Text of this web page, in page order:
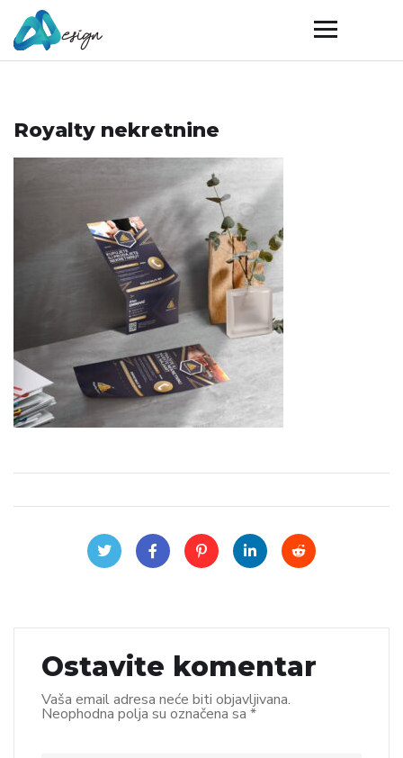
Royalty nekretnine
Ostavite komentar
Vaša email adresa neće biti objavljivana.
Neophodna polja su označena sa *